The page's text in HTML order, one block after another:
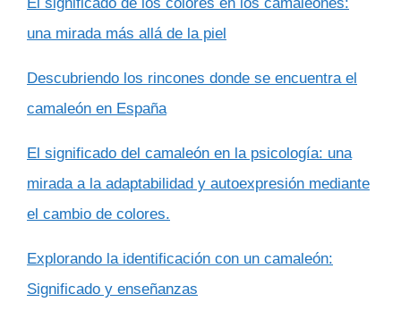
una mirada más allá de la piel
Descubriendo los rincones donde se encuentra el
camaleón en España
El significado del camaleón en la psicología: una
mirada a la adaptabilidad y autoexpresión mediante
el cambio de colores.
Explorando la identificación con un camaleón:
Significado y enseñanzas